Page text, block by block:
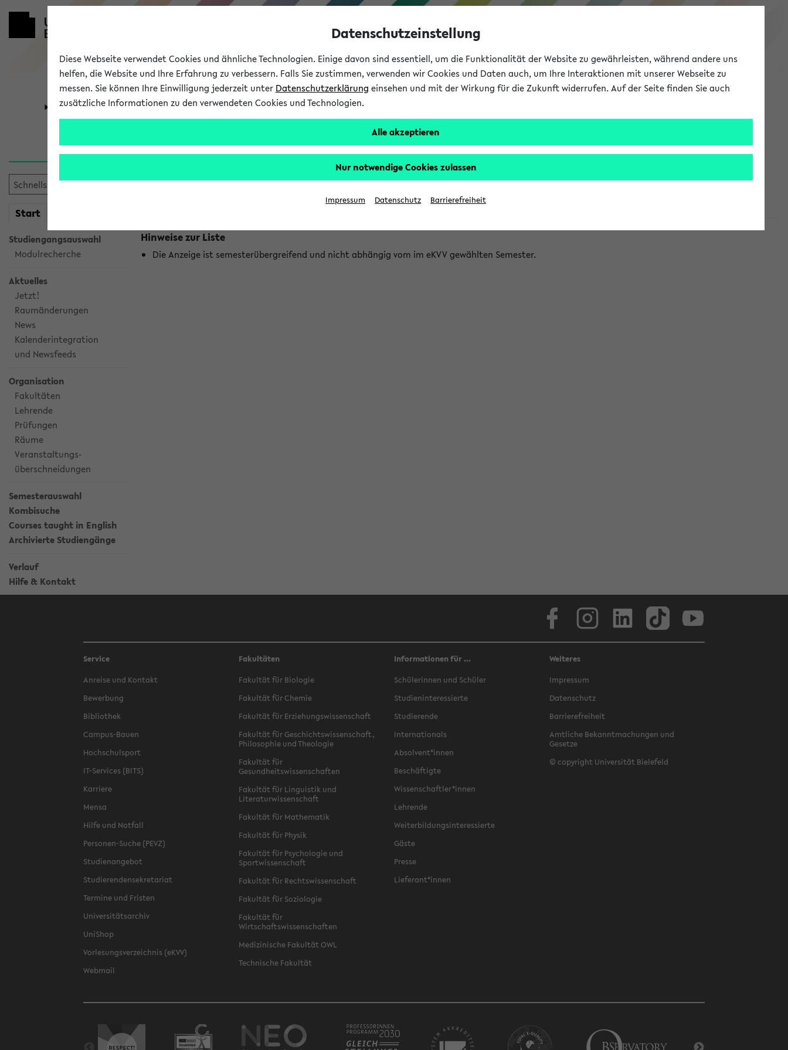
eKVV
Universität Forschung Studium
Start
Studiengangsauswahl
Modulrecherche
Aktuelles
Jetzt!
Raumänderungen
News
Kalenderintegration
und Newsfeeds
Organisation
Fakultäten
Lehrende
Prüfungen
Räume
Veranstaltungs-
überschneidungen
Semesterauswahl
Kombisuche
Courses taught in English
Archivierte Studiengänge
Verlauf
Hilfe & Kontakt
Jetzt und in Kürze stattfindende Veranstaltungen
Hinweise zur Liste
Die Anzeige ist semesterübergreifend und nicht abhängig vom im eKVV gewählten Semester.
Service
Anreise und Kontakt
Bewerbung
Bibliothek
Campus-Bauen
Hochschulsport
IT-Services (BITS)
Karriere
Mensa
Hilfe und Notfall
Personen-Suche (PEVZ)
Studienangebot
Studierendensekretariat
Termine und Fristen
Universitätsarchiv
UniShop
Vorlesungsverzeichnis (eKVV)
Webmail
Fakultäten
Fakultät für Biologie
Fakultät für Chemie
Fakultät für Erziehungswissenschaft
Fakultät für Geschichtswissenschaft,
Philosophie und Theologie
Fakultät für
Gesundheitswissenschaften
Fakultät für Linguistik und
Literaturwissenschaft
Fakultät für Mathematik
Fakultät für Physik
Fakultät für Psychologie und
Sportwissenschaft
Fakultät für Rechtswissenschaft
Fakultät für Soziologie
Fakultät für
Wirtschaftswissenschaften
Medizinische Fakultät OWL
Technische Fakultät
Informationen für ...
Schülerinnen und Schüler
Studieninteressierte
Studierende
Internationals
Absolvent*innen
Beschäftigte
Wissenschaftler*innen
Lehrende
Weiterbildungsinteressierte
Gäste
Presse
Lieferant*innen
Weiteres
Impressum
Datenschutz
Barrierefreiheit
Amtliche Bekanntmachungen und
Gesetze
© copyright Universität Bielefeld
Datenschutzeinstellung
Diese Webseite verwendet Cookies und ähnliche Technologien. Einige davon sind essentiell, um die Funktionalität der Website zu gewährleisten, während andere uns
helfen, die Website und Ihre Erfahrung zu verbessern. Falls Sie zustimmen, verwenden wir Cookies und Daten auch, um Ihre Interaktionen mit unserer Webseite zu
messen. Sie können Ihre Einwilligung jederzeit unter Datenschutzerklärung einsehen und mit der Wirkung für die Zukunft widerrufen. Auf der Seite finden Sie auch
zusätzliche Informationen zu den verwendeten Cookies und Technologien.
Alle akzeptieren
Nur notwendige Cookies zulassen
Impressum Datenschutz Barrierefreiheit